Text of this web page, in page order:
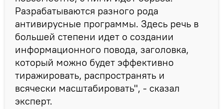
Разрабатываются разного рода
антивирусные программы. Здесь речь в
большей степени идет о создании
информационного повода, заголовка,
который можно будет эффективно
тиражировать, распространять и
всячески масштабировать", - сказал
эксперт.